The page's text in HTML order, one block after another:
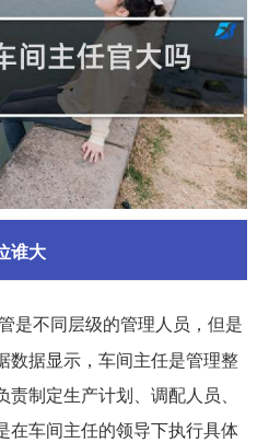
谁大
是不同层级的管理人员，但是
数据显示，车间主任是管理整
制定生产计划、调配人员、
在车间主任的领导下执行具体